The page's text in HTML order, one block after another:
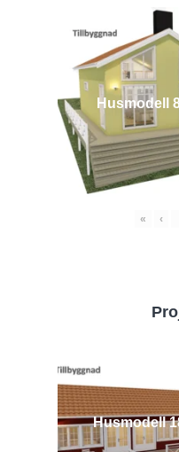
Husmodell
« ‹
Husmodell